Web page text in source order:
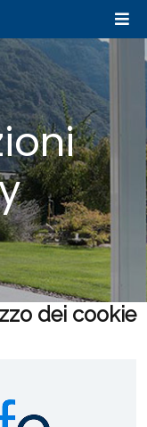
dei cookie